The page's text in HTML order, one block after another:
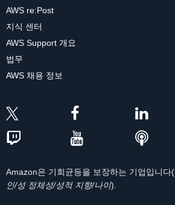
AWS re:Post
지식 센터
AWS Support 개요
법무
AWS 채용 정보
Amazon은 기회균등을 보장하는 기업입니다(
인/성 정체성/성적 지향/나이).